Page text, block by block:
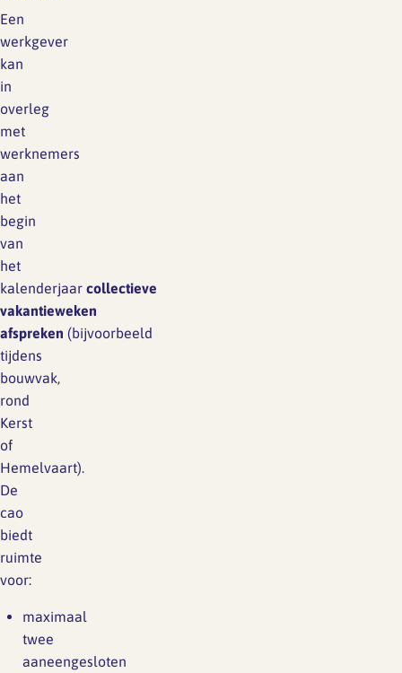
Een
werkgever
kan
in
overleg
met
werknemers
aan
het
begin
van
het
kalenderjaar collectieve
vakantieweken
afspreken (bijvoorbeeld
tijdens
bouwvak,
rond
Kerst
of
Hemelvaart).
De
cao
biedt
ruimte
voor:
maximaal
twee
aaneengesloten